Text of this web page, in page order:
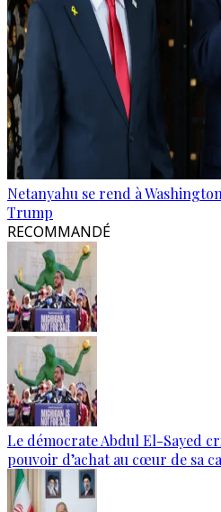
Netanyahu se rend à
Trump
RECOMMANDÉ
Le démocrate Abdul El-Sayed
pouvoir d’achat au cœur de sa